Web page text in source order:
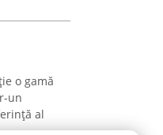
o gamă
un
al